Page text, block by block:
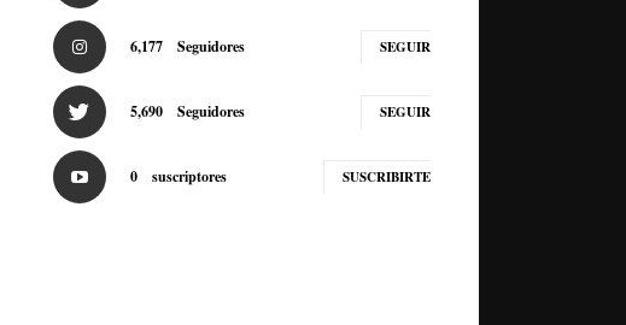
6,177 Seguidores SEGUIR
5,690 Seguidores SEGUIR
0 suscriptores SUSCRIBIRTE